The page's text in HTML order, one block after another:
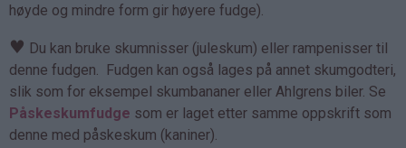
høyde og mindre form gir høyere fudge).
♥ Du kan bruke skumnisser (juleskum) eller rampenisser til
denne fudgen. Fudgen kan også lages på annet skumgodteri,
slik som for eksempel skumbananer eller Ahlgrens biler. Se
Påskeskumfudge som er laget etter samme oppskrift som
denne med påskeskum (kaniner).